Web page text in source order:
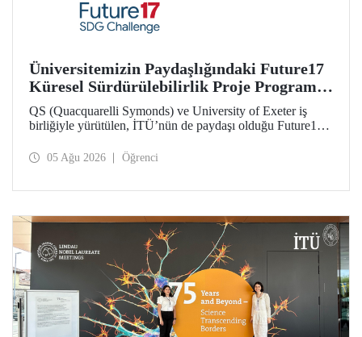
Üniversitemizin Paydaşlığındaki Future17
Küresel Sürdürülebilirlik Proje Programı,
Öğrencilerimizin Başvurularını Bekliyor
QS (Quacquarelli Symonds) ve University of Exeter iş
birliğiyle yürütülen, İTÜ’nün de paydaşı olduğu Future17
öğrenci başvuruları açıldı. Başvurular için son gün 31
05 Ağu 2026 Öğrenci